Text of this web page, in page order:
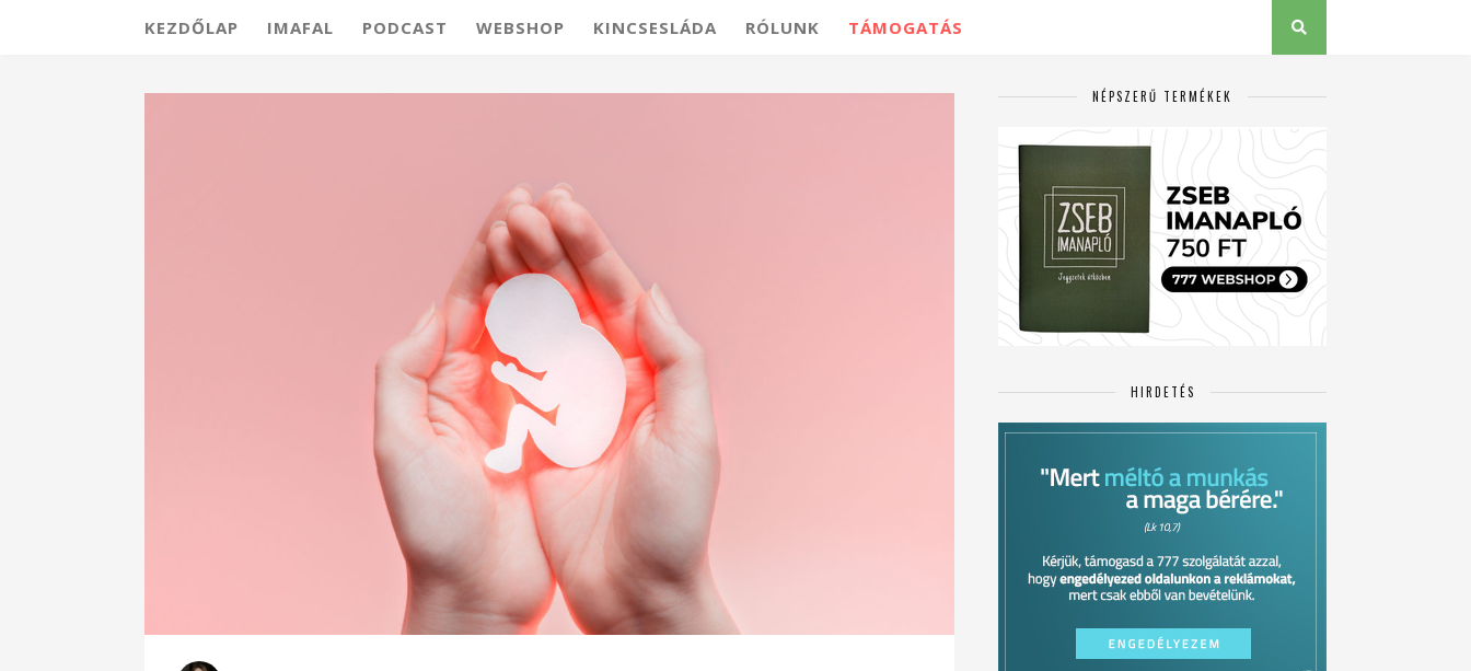
KEZDŐLAP IMAFAL PODCAST WEBSHOP KINCSESLÁDA RÓLUNK TÁMOGATÁS
NÉPSZERŰ TERMÉKEK
HIRDETÉS